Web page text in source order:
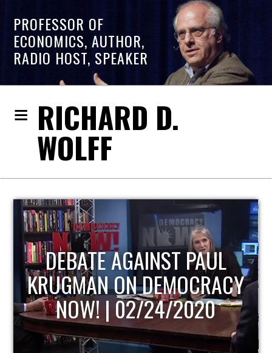
PROFESSOR OF
ECONOMICS, AUTHOR,
RADIO HOST, SPEAKER
RICHARD D.
WOLFF
HOST OF ECONOMIC
UPDATE